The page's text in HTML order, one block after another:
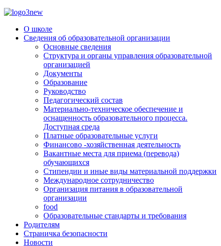
О школе
Сведения об образовательной организации
Основные сведения
Структура и органы управления образовательной
организацией
Документы
Образование
Руководство
Педагогический состав
Материально-техническое обеспечение и
оснащенность образовательного процесса.
Доступная среда
Платные образовательные услуги
Финансово -хозяйственная деятельность
Вакантные места для приема (перевода)
обучающихся
Стипендии и иные виды материальной поддержки
Международное сотрудничество
Организация питания в образовательной
организации
food
Образовательные стандарты и требования
Родителям
Страничка безопасности
Новости